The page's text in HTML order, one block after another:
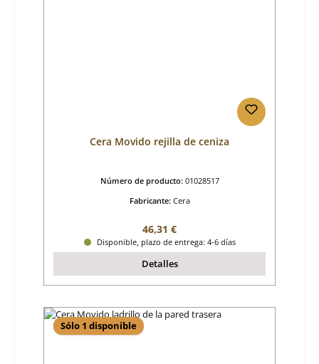
Cera Movido rejilla de ceniza
Número de producto: 01028517
Fabricante: Cera
Precio normal:
46,31 €
Disponible, plazo de entrega: 4-6 días
Detalles
Sólo 1 disponible